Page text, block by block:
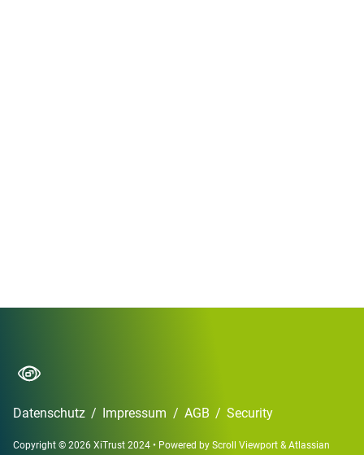
Datenschutz / Impressum / AGB / Security
Copyright © 2026 XiTrust 2024 • Powered by Scroll Viewport &Atlassian